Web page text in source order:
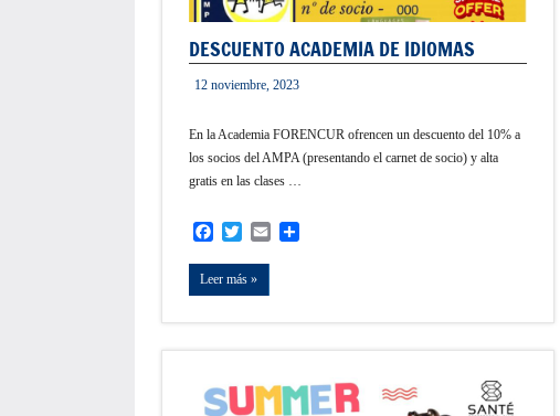
DESCUENTO ACADEMIA DE IDIOMAS
12 noviembre, 2023
En la Academia FORENCUR ofrencen un descuento del 10% a
los socios del AMPA (presentando el carnet de socio) y alta
gratis en las clases …
FacebookTwitterEmail
Leer más